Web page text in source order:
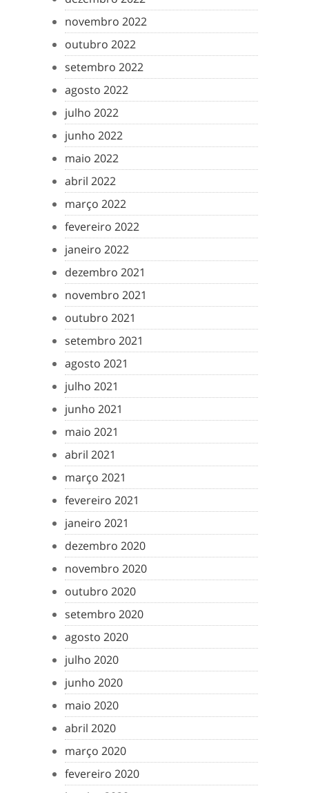
novembro 2022
outubro 2022
setembro 2022
agosto 2022
julho 2022
junho 2022
maio 2022
abril 2022
março 2022
fevereiro 2022
janeiro 2022
dezembro 2021
novembro 2021
outubro 2021
setembro 2021
agosto 2021
julho 2021
junho 2021
maio 2021
abril 2021
março 2021
fevereiro 2021
janeiro 2021
dezembro 2020
novembro 2020
outubro 2020
setembro 2020
agosto 2020
julho 2020
junho 2020
maio 2020
abril 2020
março 2020
fevereiro 2020